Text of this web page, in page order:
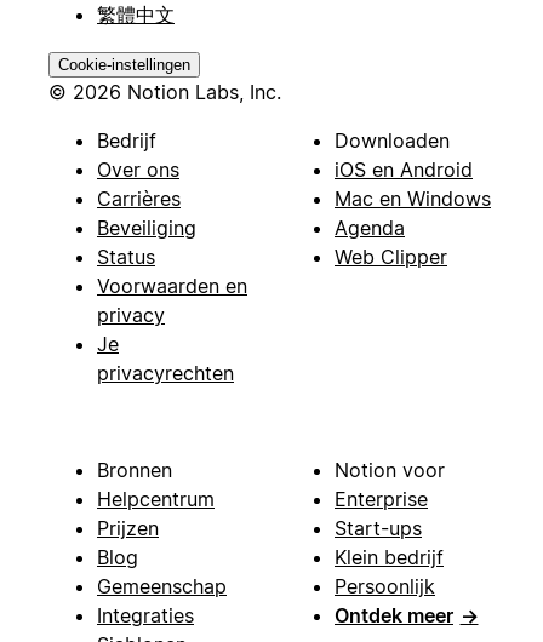
繁體中文
Cookie-instellingen
© 2026 Notion Labs, Inc.
Bedrijf
Over ons
Carrières
Beveiliging
Status
Voorwaarden en
privacy
Je
privacyrechten
Downloaden
iOS en Android
Mac en Windows
Agenda
Web Clipper
Bronnen
Helpcentrum
Prijzen
Blog
Gemeenschap
Integraties
Notion voor
Enterprise
Start-ups
Klein bedrijf
Persoonlijk
Ontdek meer →